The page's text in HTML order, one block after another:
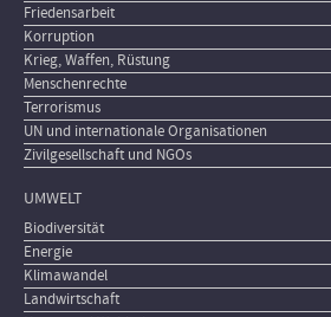
Friedensarbeit
Korruption
Krieg, Waffen, Rüstung
Menschenrechte
Terrorismus
UN und internationale Organisationen
Zivilgesellschaft und NGOs
UMWELT
Biodiversität
Energie
Klimawandel
Landwirtschaft